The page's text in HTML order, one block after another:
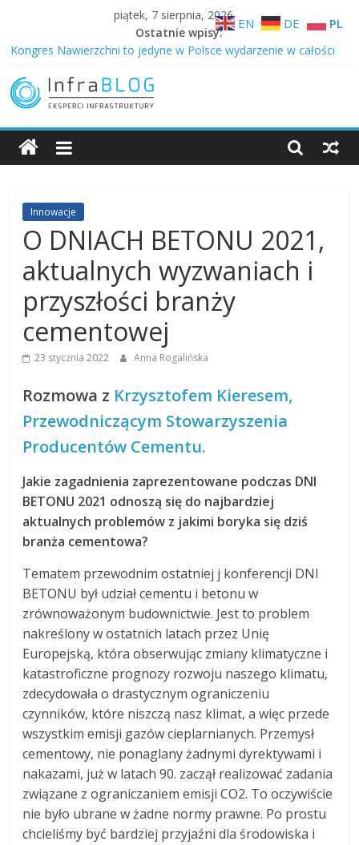
content
piątek, 7 sierpnia, 2026
Ostatnie wpisy:
Kongres Nawierzchni to jedyne w Polsce wydarzenie w całości
Technologia z autostrad trafia na drogi gminne – niższy ślad
węglowy w Ożarowie
Dlaczego Samorządowcy budują drogi z betonu …
O zaletach betonowych dróg samorządowych i DOBRYCH
InfraBLOG
Blog
Innowacje
O DNIACH BETONU 2021,
aktualnych wyzwaniach i
przyszłości branży
cementowej
23 stycznia 2022 Anna Rogalińska
Rozmowa z Krzysztofem Kieresem,
Przewodniczącym Stowarzyszenia
Producentów Cementu.
Jakie zagadnienia zaprezentowane podczas DNI
BETONU 2021 odnoszą się do najbardziej
aktualnych problemów z jakimi boryka się dziś
branża cementowa?
Tematem przewodnim ostatniej j konferencji DNI
BETONU był udział cementu i betonu w
zrównoważonym budownictwie. Jest to problem
nakreślony w ostatnich latach przez Unię
Europejską, która obserwując zmiany klimatyczne i
katastroficzne prognozy rozwoju naszego klimatu,
zdecydowała o drastycznym ograniczeniu
czynników, które niszczą nasz klimat, a więc przede
wszystkim emisji gazów cieplarnianych. Przemysł
cementowy, nie ponaglany żadnymi dyrektywami i
nakazami, już w latach 90. zaczął realizować zadania
związane z ograniczaniem emisji CO2. To oczywiście
nie było ubrane w żadne normy prawne. Po prostu
chcieliśmy być bardziej przyjaźni dla środowiska i
EN DE PL